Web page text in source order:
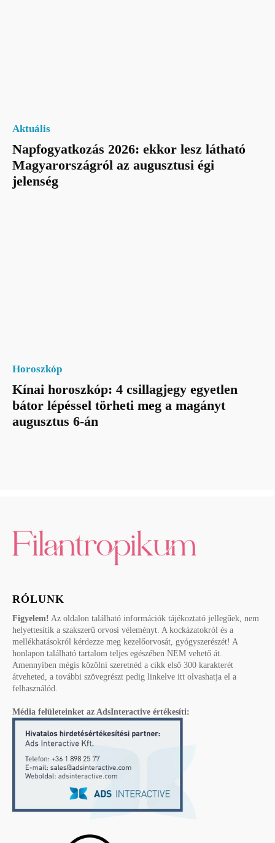
Aktuális
Napfogyatkozás 2026: ekkor lesz látható
Magyarországról az augusztusi égi
jelenség
Horoszkóp
Kínai horoszkóp: 4 csillagjegy egyetlen
bátor lépéssel törheti meg a magányt
augusztus 6-án
RÓLUNK
Figyelem! Az oldalon található információk tájékoztató jellegűek, nem
helyettesítik a szakszerű orvosi véleményt. A kockázatokról és a
mellékhatásokról kérdezze meg kezelőorvosát, gyógyszerészét! A
honlapon található tartalom teljes egészében NEM vehető át.
Amennyiben mégis közölni szeretnéd a cikk első 300 karakterét
átveheted, a további szövegrészt pedig linkelve itt olvashatja el a
felhasználód.
Média felületeinket az AdsInteractive értékesíti: